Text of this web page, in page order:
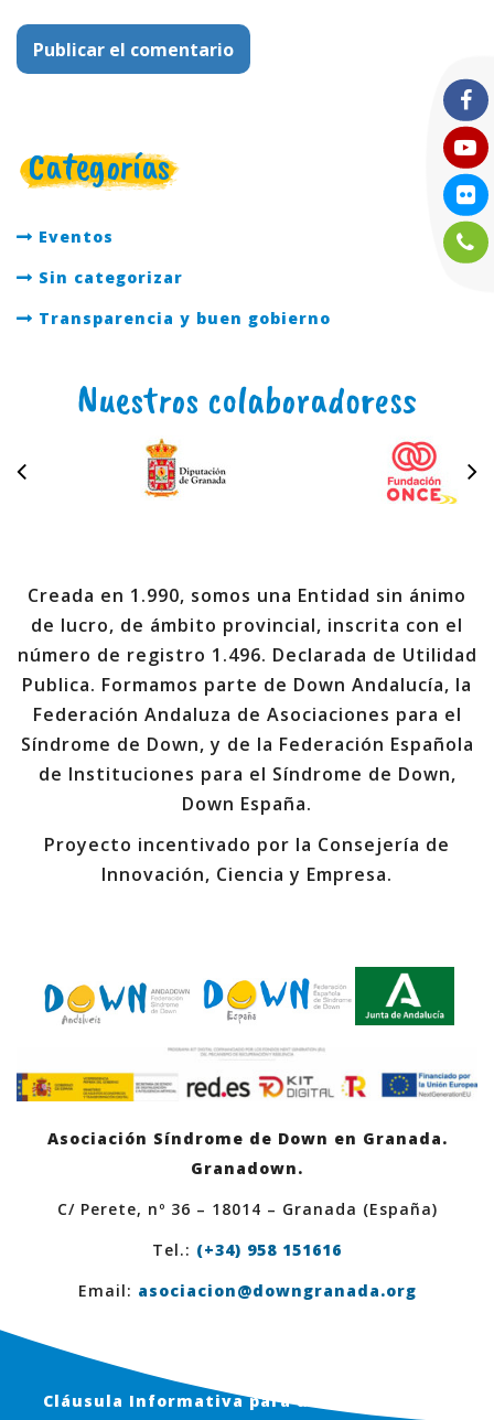
Categorías
Eventos
Sin categorizar
Transparencia y buen gobierno
Nuestros colaboradoress
Creada en 1.990, somos una Entidad sin ánimo
de lucro, de ámbito provincial, inscrita con el
número de registro 1.496. Declarada de Utilidad
Publica. Formamos parte de Down Andalucía, la
Federación Andaluza de Asociaciones para el
Síndrome de Down, y de la Federación Española
de Instituciones para el Síndrome de Down,
Down España.
Proyecto incentivado por la Consejería de
Innovación, Ciencia y Empresa.
Asociación Síndrome de Down en Granada.
Granadown.
C/ Perete, nº 36 – 18014 – Granada (España)
Tel.: (+34) 958 151616
Email: asociacion@downgranada.org
Cláusula Informativa para usuarios en Web